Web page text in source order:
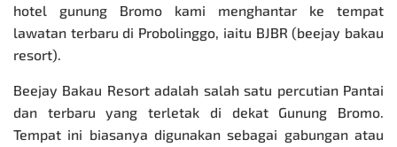
hotel gunung Bromo kami menghantar ke tempat
lawatan terbaru di Probolinggo, iaitu BJBR (beejay bakau
resort).
Beejay Bakau Resort adalah salah satu percutian Pantai
dan terbaru yang terletak di dekat Gunung Bromo.
Tempat ini biasanya digunakan sebagai gabungan atau